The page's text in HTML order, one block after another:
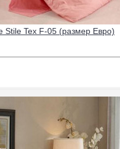
Stile Tex F-05 (размер Евро)